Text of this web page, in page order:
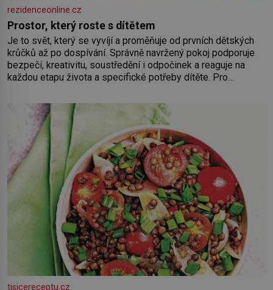
rezidenceonline.cz
Prostor, který roste s dítětem
Je to svět, který se vyvíjí a proměňuje od prvních dětských
krůčků až po dospívání. Správně navržený pokoj podporuje
bezpečí, kreativitu, soustředění i odpočinek a reaguje na
každou etapu života a specifické potřeby dítěte. Pro
by pokoj miminka měl působit především klidně a útulně.
Předškolní věk je
tisicereceptu.cz